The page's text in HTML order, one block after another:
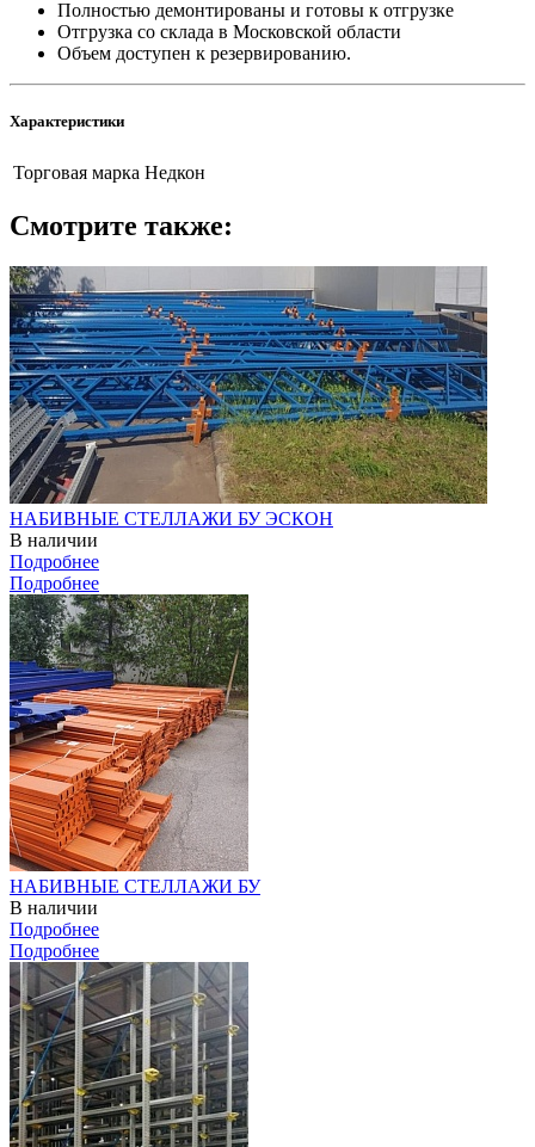
Полностью демонтированы и готовы к отгрузке
Отгрузка со склада в Московской области
Объем доступен к резервированию.
Характеристики
Торговая марка Недкон
Смотрите также:
НАБИВНЫЕ СТЕЛЛАЖИ БУ ЭСКОН
В наличии
Подробнее
Подробнее
НАБИВНЫЕ СТЕЛЛАЖИ БУ
В наличии
Подробнее
Подробнее